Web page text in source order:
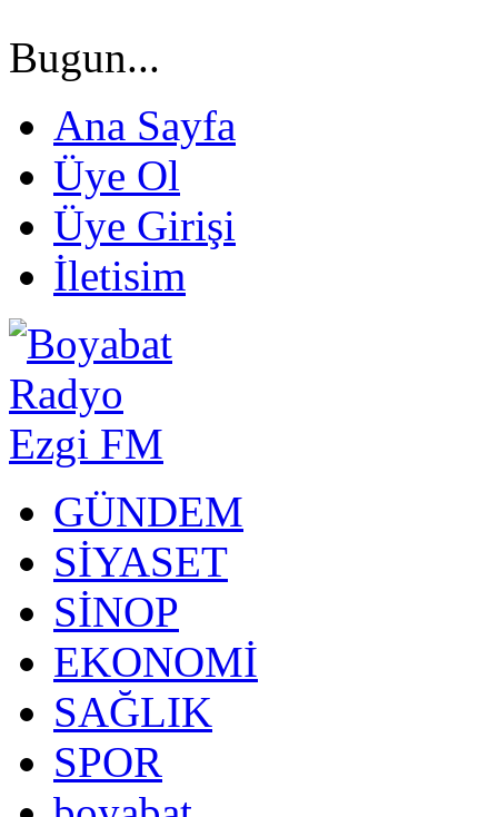
Bugun...
Ana Sayfa
Üye Ol
Üye Girişi
İletisim
GÜNDEM
SİYASET
SİNOP
EKONOMİ
SAĞLIK
SPOR